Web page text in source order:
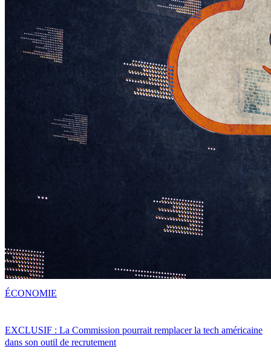
EXCLUSIF : La Commission pourrait remplacer la tech américaine
dans son outil de recrutement
ÉCONOMIE